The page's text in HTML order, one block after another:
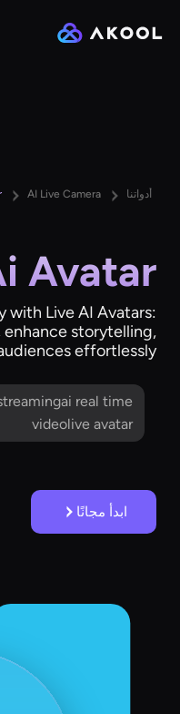
أدواتنا AI Live Camera
Avatar
with Live AI Avatars:
enhance storytelling,
effortlessly.
real time
videolive avatar
ابدأ مجانًا